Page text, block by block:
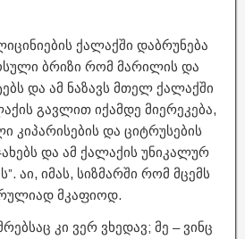
ქალაქში დაბრუნება
ბრიზი რომ მარილის და
და ამ ნაზავს მთელ ქალაქში
გავლით იქამდე მიერეკება,
კიპარისების და ციტრუსების
და ამ ქალაქის უნიკალურ
აი, იმას, სიზმარში რომ მცემს
მკაფიოდ.
კი ვერ ვხედავ; მე – ვინც